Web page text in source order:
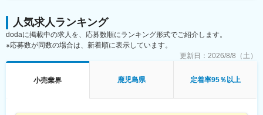
道駅、稲毛駅、おゆみ野駅、松戸駅、京成成田駅、本八幡駅(総武
線)、市川駅、土気駅、新茂原駅、東金駅、南酒々井駅、京成西船
駅、秋山駅、西船橋駅、市川塩浜駅、銚子駅、柏駅、蘇我駅、五
井駅、京成酒々井駅、野田市駅、今池駅(愛知県)、近鉄名古屋駅、
駅(愛知県)、尾張一宮駅、中部国際空港駅(鉄道)、黒川駅(愛知
駅、新清洲駅、西小坂井駅、名電赤坂駅、蒲郡駅、新川町駅(愛知
人気求人ランキング
dodaに掲載中の求人を、応募数順にランキング形式でご紹介します。
※応募数が同数の場合は、新着順に表示しています。
更新日： 2026/8/8（土）
小売業界 鹿児島県 定着率95％以上